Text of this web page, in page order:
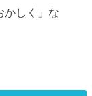
かしく」な